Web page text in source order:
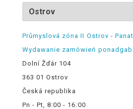
Průmyslová zóna II Ostrov -
Wydawanie zamówień
Dolní Žďár 104
363 01 Ostrov
Česká republika
Pn - Pt, 8:00 - 16:00